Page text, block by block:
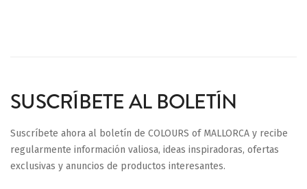
SUSCRÍBETE AL BOLETÍN
Suscríbete ahora al boletín de COLOURS of MALLORCA y recibe
regularmente información valiosa, ideas inspiradoras, ofertas
exclusivas y anuncios de productos interesantes.